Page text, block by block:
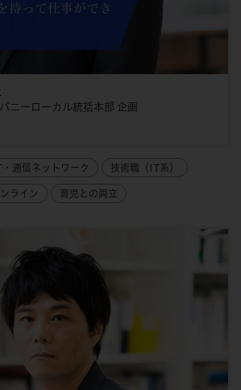
持って仕事ができ
ニーローカル統括本部 企画
・通信ネットワーク 技術職（IT系）
ライン 育児との両立